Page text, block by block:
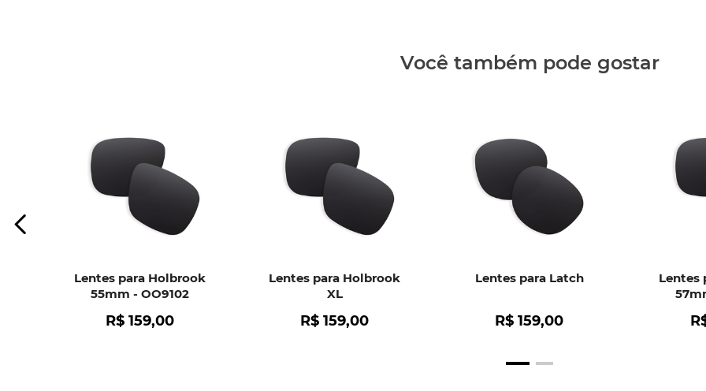
Você também pode gostar
Lentes para Holbrook
55mm - OO9102
R$ 159,00
Lentes para Holbrook
XL
R$ 159,00
Lentes para Latch
R$ 159,00
Lentes